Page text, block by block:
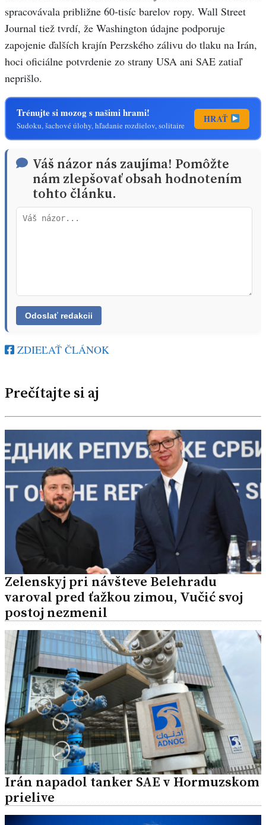
spracovávala približne 60-tisíc barelov ropy. Wall Street
Journal tiež tvrdí, že Washington údajne podporuje
zapojenie ďalších krajín Perzského zálivu do tlaku na Irán,
hoci oficiálne potvrdenie zo strany USA ani SAE zatiaľ
neprišlo.
Trénujte si mozog s našimi hrami!
Sudoku, šachové úlohy, hľadanie rozdielov, solitaire
HRAŤ
Váš názor nás zaujíma! Pomôžte
nám zlepšovať obsah hodnotením
tohto článku.
ZDIEĽAŤ ČLÁNOK
Prečítajte si aj
Zelenskyj pri návšteve Belehradu
varoval pred ťažkou zimou, Vučić svoj
postoj nezmenil
Irán napadol tanker SAE v Hormuzskom
prielive